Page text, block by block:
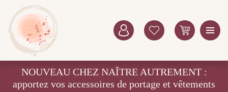
NOUVEAU CHEZ NAÎTRE AUTREMENT :
apportez vos accessoires de portage et vêtements